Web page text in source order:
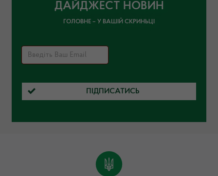
ДАЙДЖЕСТ НОВИН
ГОЛОВНЕ – У ВАШІЙ СКРИНЬЦІ
ПІДПИСАТИСЬ